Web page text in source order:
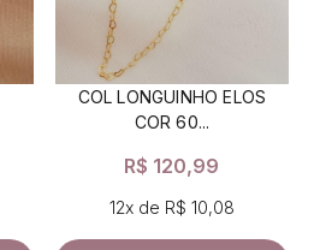
COL LONGUINHO ELOS
COR 60...
R$ 120,99
12x de R$ 10,08